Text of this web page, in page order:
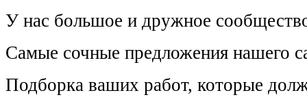
У нас большое и дружное
Самые сочные предложения нашего
Подборка ваших работ, которые